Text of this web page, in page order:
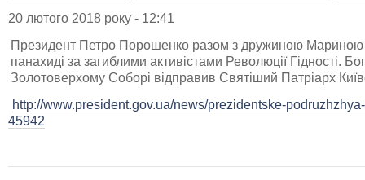
20 лютого 2018 року - 12:41
Президент Петро Порошенко разом з дружиною Мариною
панахиді за загиблими активістами Революції Гідності.
Золотоверхому Соборі відправив Святіший Патріарх
http://www.president.gov.ua/news/prezidentske-
45942